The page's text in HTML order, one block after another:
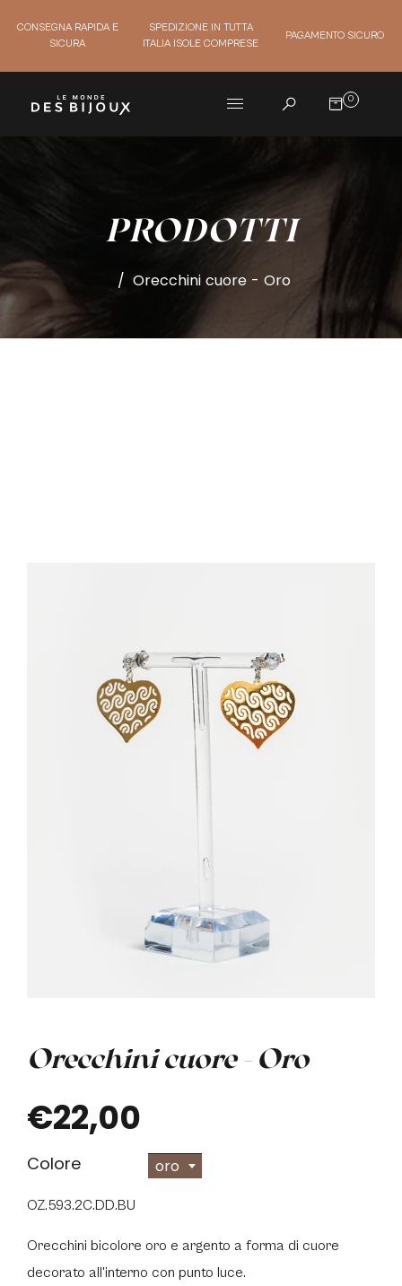
CONSEGNA RAPIDA E
SICURA
SPEDIZIONE IN TUTTA
ITALIA ISOLE COMPRESE
PAGAMENTO SICURO
0
PRODOTTI
/ Orecchini cuore - Oro
Orecchini cuore - Oro
€22,00
Colore oro
OZ.593.2C.DD.BU
Orecchini bicolore oro e argento a forma di cuore
decorato all'interno con punto luce.